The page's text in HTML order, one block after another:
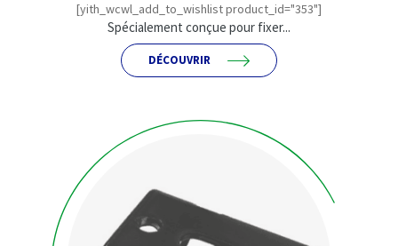
[yith_wcwl_add_to_wishlist product_id="353"]
Spécialement conçue pour fixer...
DÉCOUVRIR